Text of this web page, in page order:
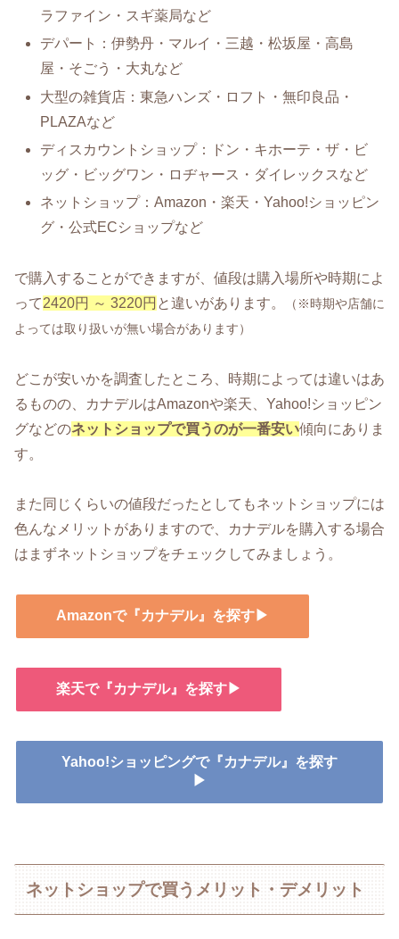
ラファイン・スギ薬局など
デパート：伊勢丹・マルイ・三越・松坂屋・高島
屋・そごう・大丸など
大型の雑貨店：東急ハンズ・ロフト・無印良品・
PLAZAなど
ディスカウントショップ：ドン・キホーテ・ザ・ビ
ッグ・ビッグワン・ロヂャース・ダイレックスなど
ネットショップ：Amazon・楽天・Yahoo!ショッピン
グ・公式ECショップなど
で購入することができますが、値段は購入場所や時期によ
って2420円 ～ 3220円 と違いがあります。
（※時期や店舗に
よっては取り扱いが無い場合があります）
どこが安いかを調査したところ、時期によっては違いはあ
るものの、カナデルはAmazonや楽天、Yahoo!ショッピン
グなどのネットショップで買うのが一番安い傾向にありま
す。
また同じくらいの値段だったとしてもネットショップには
色んなメリットがありますので、カナデルを購入する場合
はまずネットショップをチェックしてみましょう。
Amazonで『カナデル』を探す▶
楽天で『カナデル』を探す▶
Yahoo!ショッピングで『カナデル』を探す
▶
ネットショップで買うメリット・デメリット